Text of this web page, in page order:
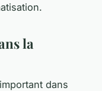
la
dans